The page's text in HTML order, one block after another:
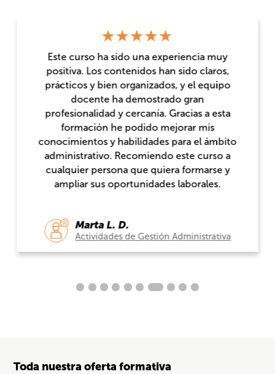
Este curso ha sido una experiencia muy
positiva. Los contenidos han sido claros,
prácticos y bien organizados, y el equipo
docente ha demostrado gran
profesionalidad y cercanía. Gracias a esta
formación he podido mejorar mis
conocimientos y habilidades para el ámbito
administrativo. Recomiendo este curso a
cualquier persona que quiera formarse y
ampliar sus oportunidades laborales.
Marta L. D.
Actividades de Gestión Administrativa
Toda nuestra oferta formativa